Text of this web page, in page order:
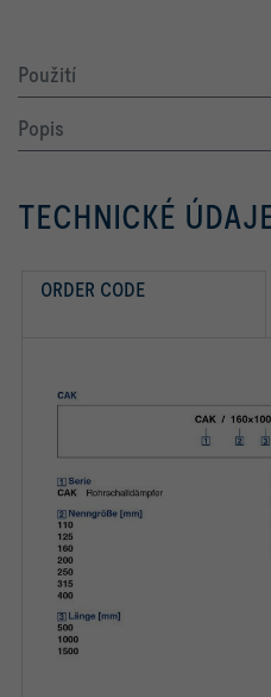
Použití
Popis
TECHNICKÉ
ORDER CODE